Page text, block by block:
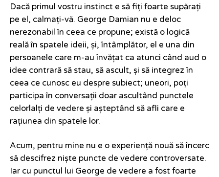
Dacă primul vostru instinct e să fiți foarte supărați
pe el, calmați-vă. George Damian nu e deloc
nerezonabil în ceea ce propune; există o logică
reală în spatele ideii, și, întâmplător, el e una din
persoanele care m-au învățat ca atunci când aud o
idee contrară să stau, să ascult, și să integrez în
ceea ce cunosc eu despre subiect; uneori, poți
participa în conversații doar ascultând punctele
celorlalți de vedere și așteptând să afli care e
rațiunea din spatele lor.
Acum, pentru mine nu e o experiență nouă să încerc
să descifrez niște puncte de vedere controversate.
Iar cu punctul lui George de vedere a fost foarte